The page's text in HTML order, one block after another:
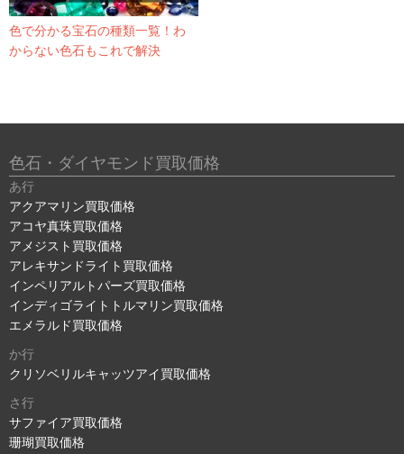
色で分かる宝石の種類一覧！わ
からない色石もこれで解決
色石・ダイヤモンド買取価格
あ行
アクアマリン買取価格
アコヤ真珠買取価格
アメジスト買取価格
アレキサンドライト買取価格
インペリアルトパーズ買取価格
インディゴライトトルマリン買取価格
エメラルド買取価格
か行
クリソベリルキャッツアイ買取価格
さ行
サファイア買取価格
珊瑚買取価格